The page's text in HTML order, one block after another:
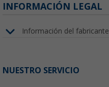
INFORMACIÓN LEGAL
Información del fabricante
NUESTRO SERVICIO